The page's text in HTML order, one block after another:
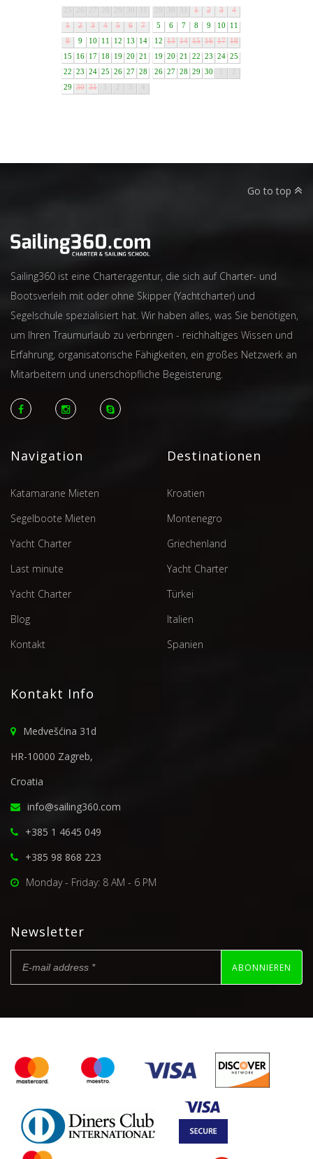
1
2 3 4 5 6
7
8
9 10 11 12 13
14
15
16 17 18 19 20
21
22
23 24 25 26 27
28
29
30 31
1 2 3
4
5
6 7 8 9 10
11
12
13 14 15 16 17 18
19
20 21 22 23 24 25
26 27 28 29 30
Go to top
Sailing360 ist eine Charteragentur, die sich auf Charter- und
Bootsverleih mit oder ohne Skipper (Yachtcharter) und
Segelschule spezialisiert hat. Wir haben alles, was Sie benötigen,
um Ihren Traumurlaub zu verbringen - reichhaltiges Wissen und
Erfahrung, organisatorische Fähigkeiten, ein großes Netzwerk an
Mitarbeitern und unerschöpfliche Begeisterung.
Navigation
Katamarane Mieten
Segelboote Mieten
Yacht Charter
Last minute
Yacht Charter
Blog
Kontakt
Destinationen
Kroatien
Montenegro
Griechenland
Yacht Charter
Türkei
Italien
Spanien
Kontakt Info
Medvešćina 31d
HR-10000 Zagreb,
Croatia
info@sailing360.com
+385 1 4645 049
+385 98 868 223
Monday - Friday: 8 AM - 6 PM
Newsletter
ABONNIEREN